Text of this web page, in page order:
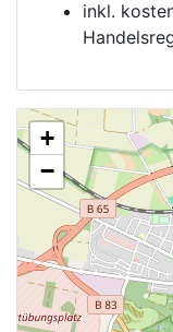
inkl.
+
−